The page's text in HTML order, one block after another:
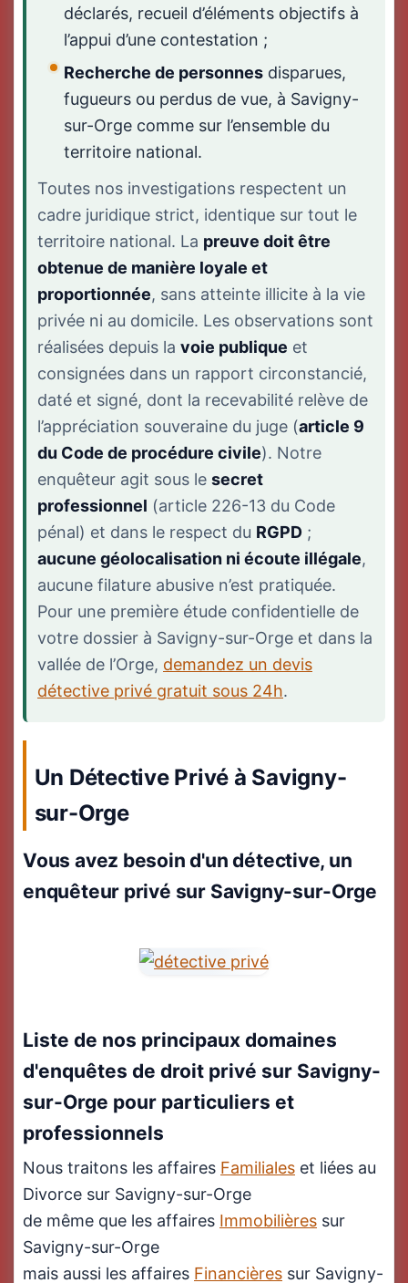
déclarés, recueil d’éléments objectifs à
l’appui d’une contestation ;
Recherche de personnes disparues,
fugueurs ou perdus de vue, à Savigny-
sur-Orge comme sur l’ensemble du
territoire national.
Toutes nos investigations respectent un
cadre juridique strict, identique sur tout le
territoire national. La preuve doit être
obtenue de manière loyale et
proportionnée, sans atteinte illicite à la vie
privée ni au domicile. Les observations sont
réalisées depuis la voie publique et
consignées dans un rapport circonstancié,
daté et signé, dont la recevabilité relève de
l’appréciation souveraine du juge (article 9
du Code de procédure civile). Notre
enquêteur agit sous le secret
professionnel (article 226-13 du Code
pénal) et dans le respect du RGPD ;
aucune géolocalisation ni écoute illégale,
aucune filature abusive n’est pratiquée.
Pour une première étude confidentielle de
votre dossier à Savigny-sur-Orge et dans la
vallée de l’Orge, demandez un devis
détective privé gratuit sous 24h.
Un Détective Privé à Savigny-
sur-Orge
Vous avez besoin d'un détective, un
enquêteur privé sur Savigny-sur-Orge
Liste de nos principaux domaines
d'enquêtes de droit privé sur Savigny-
sur-Orge pour particuliers et
professionnels
Nous traitons les affaires Familiales et liées au
Divorce sur Savigny-sur-Orge
de même que les affaires Immobilières sur
Savigny-sur-Orge
mais aussi les affaires Financières sur Savigny-